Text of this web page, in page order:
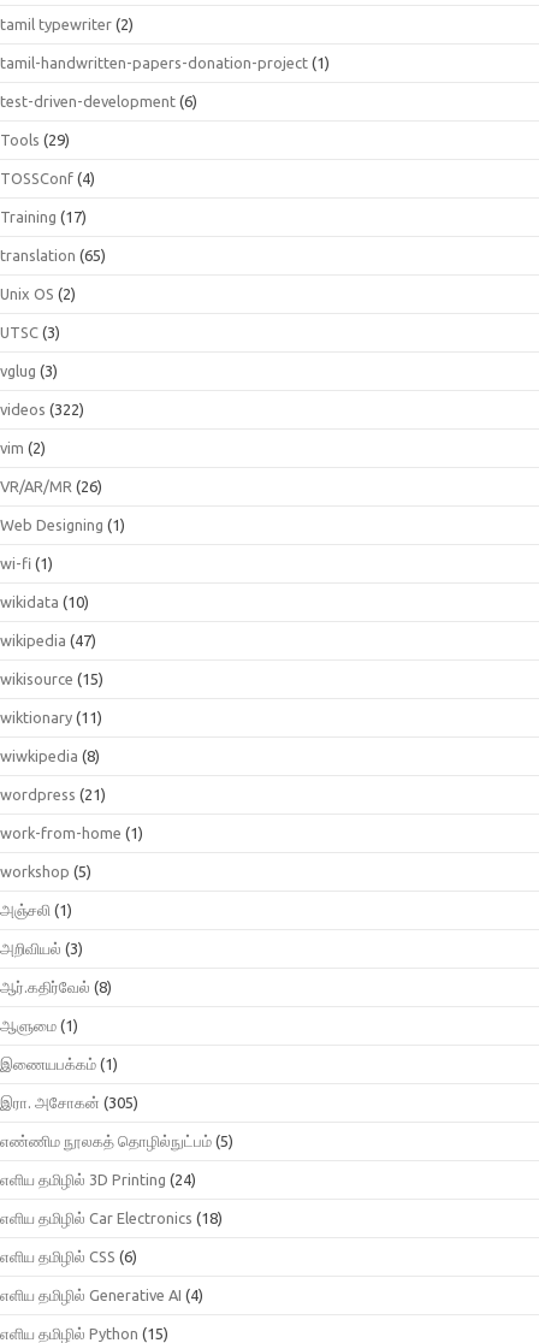
tamil typewriter (2)
tamil-handwritten-papers-donation-project (1)
test-driven-development (6)
Tools (29)
TOSSConf (4)
Training (17)
translation (65)
Unix OS (2)
UTSC (3)
vglug (3)
videos (322)
vim (2)
VR/AR/MR (26)
Web Designing (1)
wi-fi (1)
wikidata (10)
wikipedia (47)
wikisource (15)
wiktionary (11)
wiwkipedia (8)
wordpress (21)
work-from-home (1)
workshop (5)
அஞ்சலி (1)
அறிவியல் (3)
ஆர்.கதிர்வேல் (8)
ஆளுமை (1)
இணையபக்கம் (1)
இரா. அசோகன் (305)
எண்ணிம நூலகத் தொழில்நுட்பம் (5)
எளிய தமிழில் 3D Printing (24)
எளிய தமிழில் Car Electronics (18)
எளிய தமிழில் CSS (6)
எளிய தமிழில் Generative AI (4)
எளிய தமிழில் Python (15)